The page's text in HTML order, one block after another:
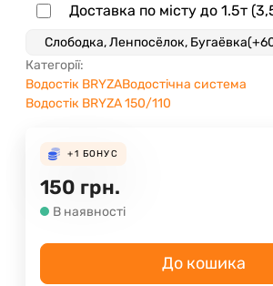
Доставка по місту до 1.5т
Категорії:
Водостік BRYZAВодостічна система
Водостік BRYZA 150/110
+1 БОНУС
150 грн.
В наявності
До кошика